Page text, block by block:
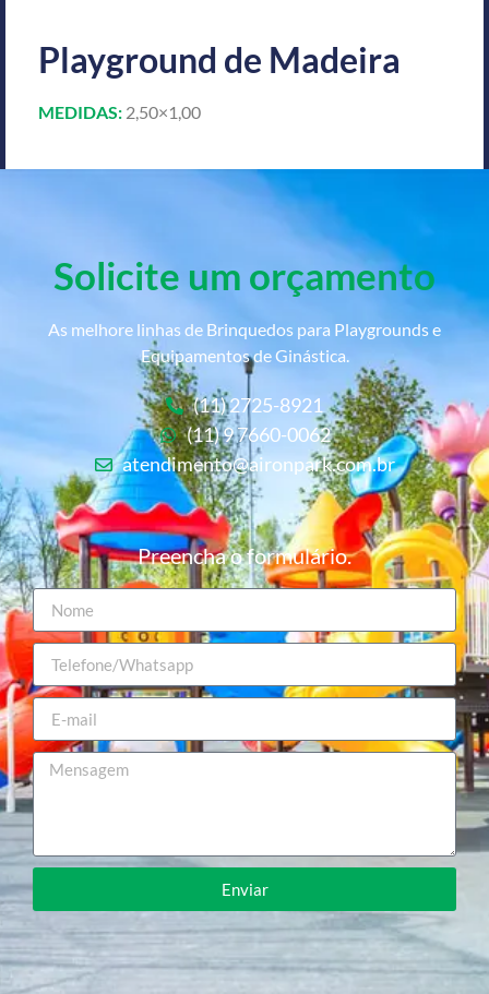
Playground de Madeira
MEDIDAS: 2,50×1,00
Solicite um orçamento
As melhore linhas de Brinquedos para Playgrounds e
Equipamentos de Ginástica.
(11) 2725-8921
(11) 9 7660-0062
atendimento@aironpark.com.br
Preencha o formulário.
Enviar